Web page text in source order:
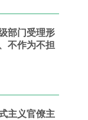
部门受理形
不作为不担
主义官僚主